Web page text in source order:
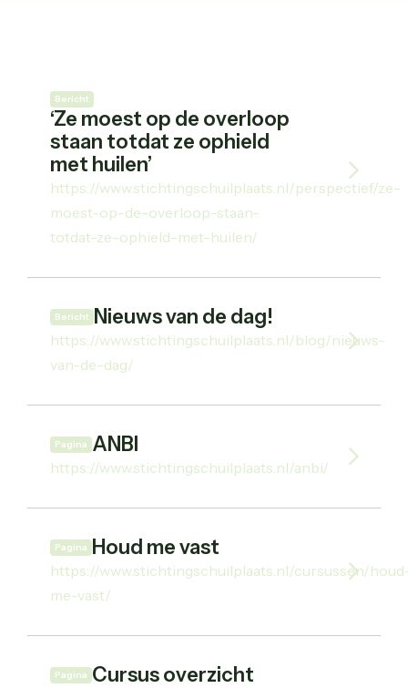
Bericht
‘Ze moest op de overloop
staan totdat ze ophield
met huilen’
https://www.stichtingschuilplaats.nl/perspectief/ze-
moest-op-de-overloop-staan-
totdat-ze-ophield-met-huilen/
Bericht Nieuws van de dag!
https://www.stichtingschuilplaats.nl/blog/nieuws-
van-de-dag/
Pagina ANBI
https://www.stichtingschuilplaats.nl/anbi/
Pagina Houd me vast
https://www.stichtingschuilplaats.nl/cursussen/
me-vast/
Pagina Cursus overzicht